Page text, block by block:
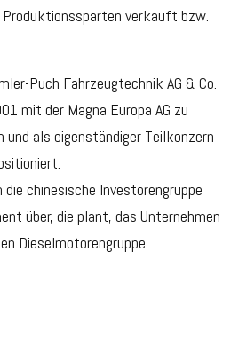
Produktionssparten verkauft bzw.
Puch Fahrzeugtechnik AG & Co.
mit der Magna Europa AG zu
und als eigenständiger Teilkonzern
chinesische Investorengruppe
über, die plant, das Unternehmen
Dieselmotorengruppe